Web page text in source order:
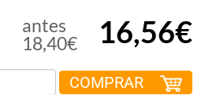
antes
18,40€
16,56€
COMPRAR